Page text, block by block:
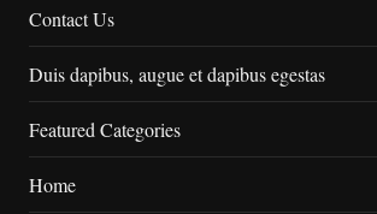
Contact Us
Duis dapibus, augue et dapibus egestas
Featured Categories
Home